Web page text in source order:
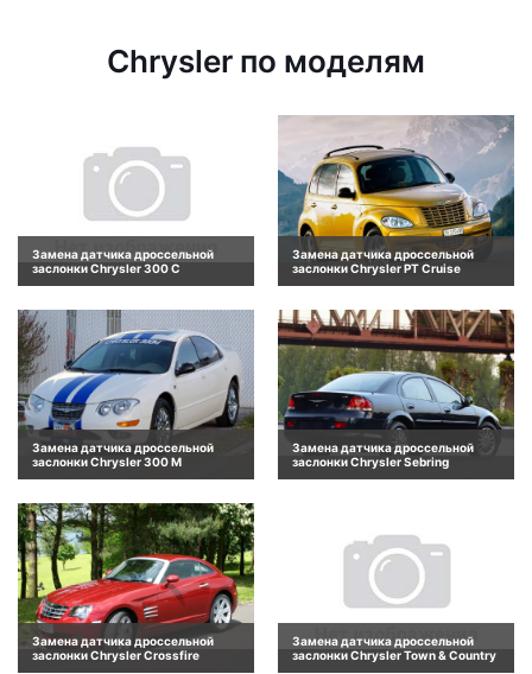
Chrysler по моделям
Замена датчика дроссельной
заслонки Chrysler 300 C
Замена датчика дроссельной
заслонки Chrysler PT Cruise
Замена датчика дроссельной
заслонки Chrysler 300 M
Замена датчика дроссельной
заслонки Chrysler Sebring
Замена датчика дроссельной
заслонки Chrysler Crossfire
Замена датчика дроссельной
заслонки Chrysler Town & Country